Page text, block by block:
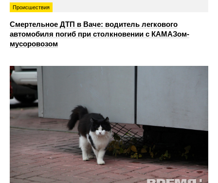
Происшествия
Смертельное ДТП в Ваче: водитель легкового
автомобиля погиб при столкновении с КАМАЗом-
мусоровозом